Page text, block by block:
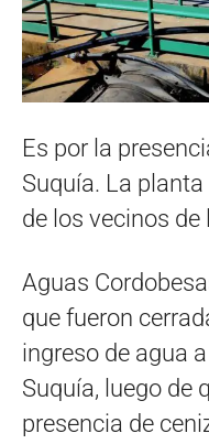
Es por la
Suquía. La
de los vecinos de
Aguas
que fueron
ingreso de agua
Suquía, luego de
presencia de